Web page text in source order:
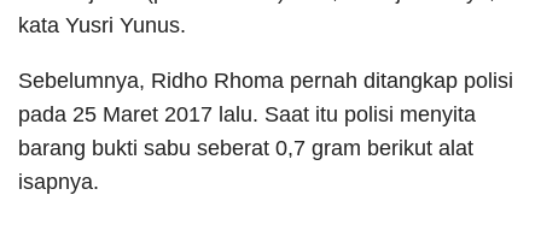
kata Yusri Yunus.
Sebelumnya, Ridho Rhoma pernah ditangkap polisi
pada 25 Maret 2017 lalu. Saat itu polisi menyita
barang bukti sabu seberat 0,7 gram berikut alat
isapnya.